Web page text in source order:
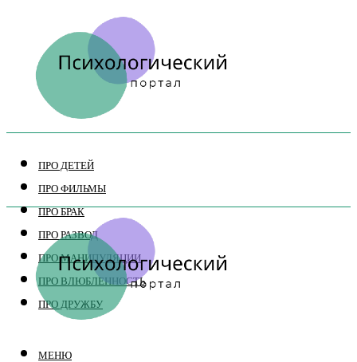
ПРО ДЕТЕЙ
ПРО ФИЛЬМЫ
ПРО БРАК
ПРО РАЗВОД
ПРО МАНИПУЛЯЦИИ
ПРО ВЛЮБЛЕННОСТЬ
ПРО ДРУЖБУ
МЕНЮ